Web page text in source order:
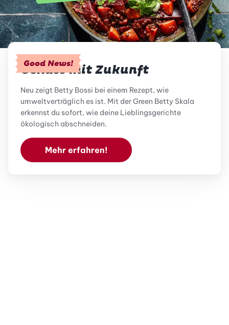
Good News!
Genuss mit Zukunft
Neu zeigt Betty Bossi bei einem Rezept, wie
umweltverträglich es ist. Mit der Green Betty Skala
erkennst du sofort, wie deine Lieblingsgerichte
ökologisch abschneiden.
Mehr erfahren!